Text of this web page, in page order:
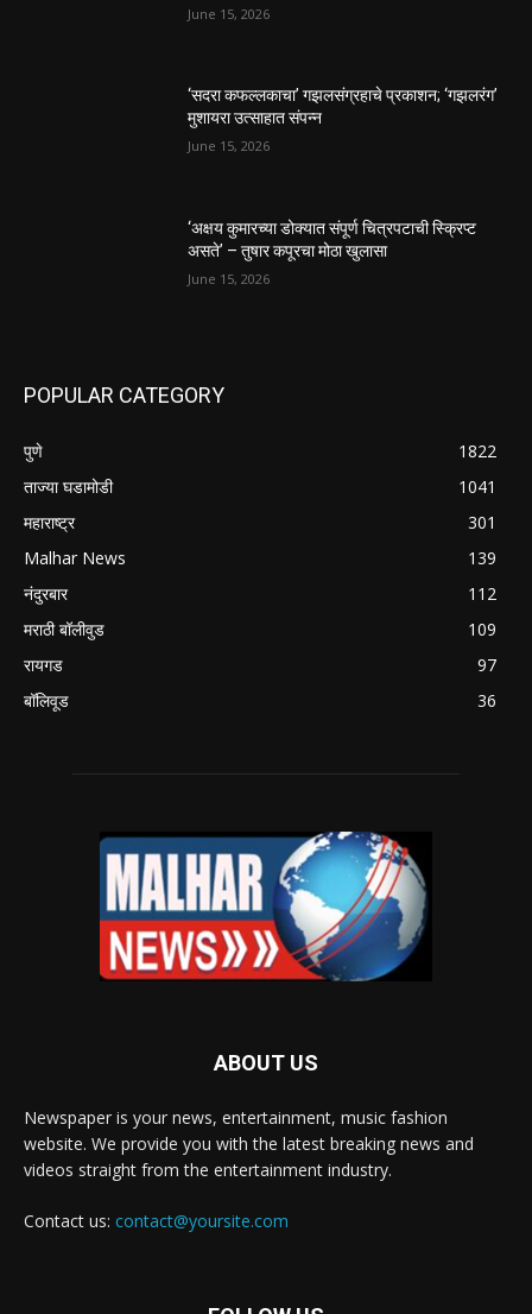
June 15, 2026
‘सदरा कफल्लकाचा’ गझलसंग्रहाचे प्रकाशन; ‘गझलरंग’
मुशायरा उत्साहात संपन्न
June 15, 2026
‘अक्षय कुमारच्या डोक्यात संपूर्ण चित्रपटाची स्क्रिप्ट
असते’ – तुषार कपूरचा मोठा खुलासा
June 15, 2026
POPULAR CATEGORY
पुणे
1822
ताज्या घडामोडी
1041
महाराष्ट्र
301
Malhar News
139
नंदुरबार
112
मराठी बॉलीवुड
109
रायगड
97
बॉलिवूड
36
ABOUT US
Newspaper is your news, entertainment, music fashion
website. We provide you with the latest breaking news and
videos straight from the entertainment industry.
Contact us: contact@yoursite.com